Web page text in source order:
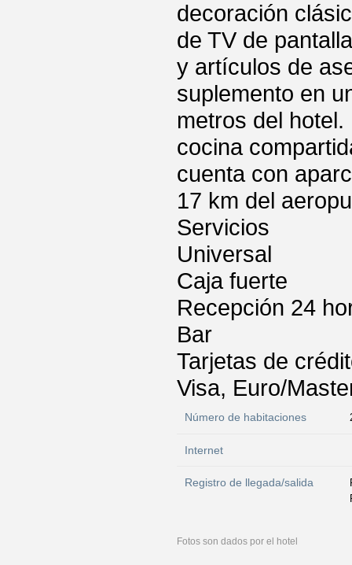
decoración
de TV de
y artículos de
suplemento en
metros del
cocina
cuenta con
17 km del
Servicios
Universal
Caja fuerte
Recepción 24
Bar
Tarjetas de
Visa, Euro/
Número de habitaciones
Internet
Registro de llegada/salida
Fotos son dados por el hotel